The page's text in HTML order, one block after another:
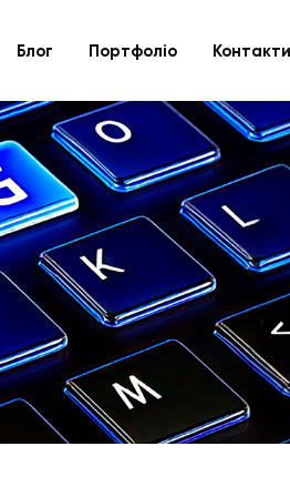
Підтримка
Техпідтримка
Доопрацювання сайту
IT-
SaaS-
SAP-
MVP
Блог Портфоліо Контакти